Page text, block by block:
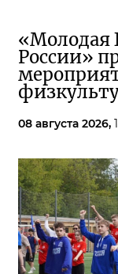
«Молодая
России»
08 августа 2026,